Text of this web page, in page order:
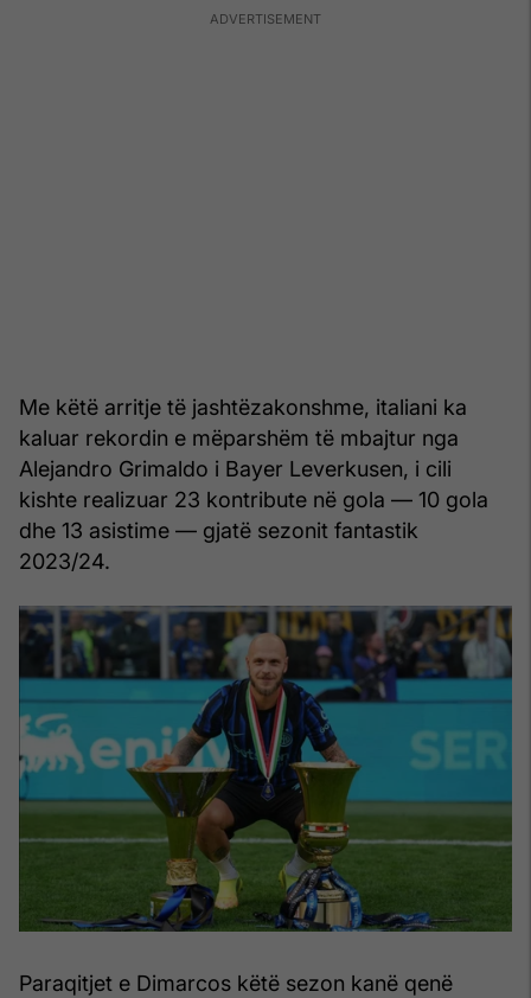
Me këtë arritje të jashtëzakonshme, italiani ka
kaluar rekordin e mëparshëm të mbajtur nga
Alejandro Grimaldo i Bayer Leverkusen, i cili
kishte realizuar 23 kontribute në gola — 10 gola
dhe 13 asistime — gjatë sezonit fantastik
2023/24.
Paraqitjet e Dimarcos këtë sezon kanë qenë